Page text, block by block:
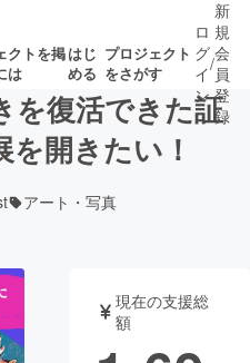
クトを掲
は
はじ
める
プロジェクト
をさがす
募集終了が近いプ
ロジェクト
音楽
ット ゲーム・サ
ロ
グ
イ
ン
/
新
規
会
員
登
録
を復活できた証
開きたい！
アート・写真
現在の支援総
額